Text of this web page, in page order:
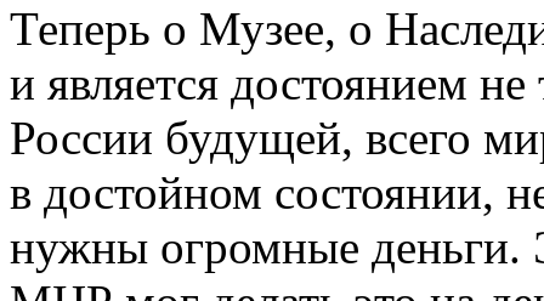
Теперь о Музее, о
и является достоянием
России будущей, всего
в достойном состоянии,
нужны огромные деньги.